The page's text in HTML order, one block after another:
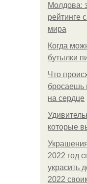
Молдова:
рейтинге
мира
Когда
бутылки
Что
бросаешь
на сердце
которые
2022 год
украсить
2022